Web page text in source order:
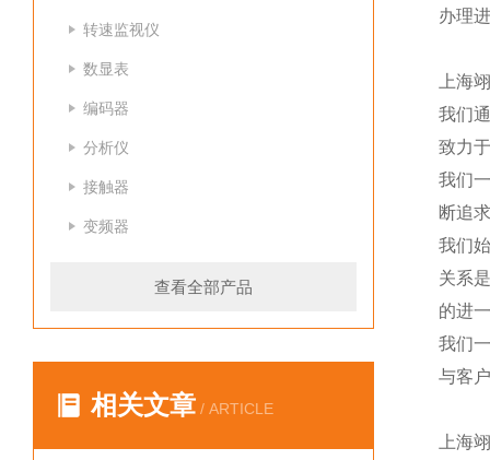
转速监视仪
数显表
编码器
分析仪
接触器
变频器
查看全部产品
相关文章 / ARTICLE
办理
上海
我们
致力
我们
断追
我们
关系
的进
我们
与客
上海